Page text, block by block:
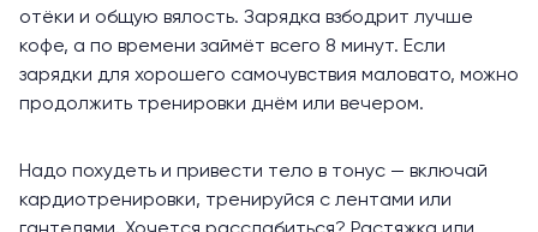
отёки и общую вялость. Зарядка взбодрит лучше
кофе, а по времени займёт всего 8 минут. Если
зарядки для хорошего самочувствия маловато, можно
продолжить тренировки днём или вечером.
Надо похудеть и привести тело в тонус — включай
кардиотренировки, тренируйся с лентами или